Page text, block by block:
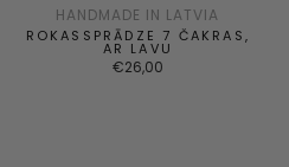
HANDMADE IN LATVIA
ROKASSPRĀDZE 7 ČAKRAS,
AR LAVU
€26,00